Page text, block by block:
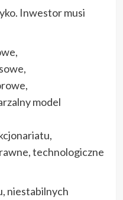
Inwestor musi
model
technologiczne
niestabilnych